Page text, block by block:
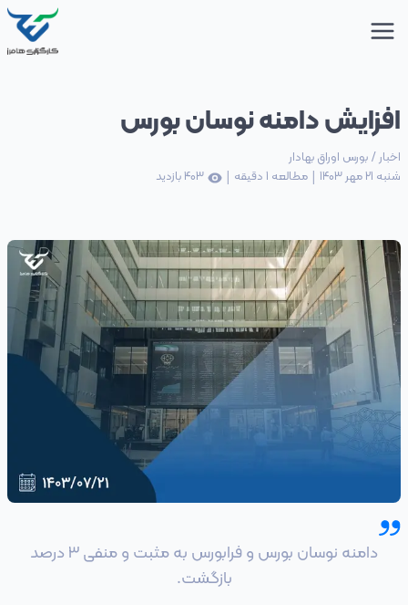
افزایش دامنه نوسان بورس
اخبار / بورس اوراق بهادار
شنبه 21 مهر 1403
| مطالعه 1 دقیقه |
403بازدید
دامنه نوسان بورس و فرابورس به مثبت و منفی ۳ درصد
بازگشت.